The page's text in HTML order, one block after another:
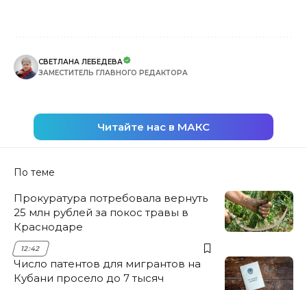
СВЕТЛАНА ЛЕБЕДЕВА
ЗАМЕСТИТЕЛЬ ГЛАВНОГО РЕДАКТОРА
Читайте нас в МАКС
По теме
Прокуратура потребовала вернуть
25 млн рублей за покос травы в
Краснодаре
12:42
Число патентов для мигрантов на
Кубани просело до 7 тысяч